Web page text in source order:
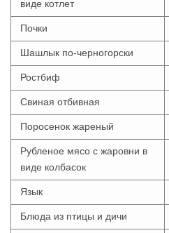
виде котлет
Почки
Шашлык по-черногорски
Ростбиф
Свиная отбивная
Поросенок жареный
Рубленое мясо с жаровни в
виде колбасок
Язык
Блюда из птицы и дичи